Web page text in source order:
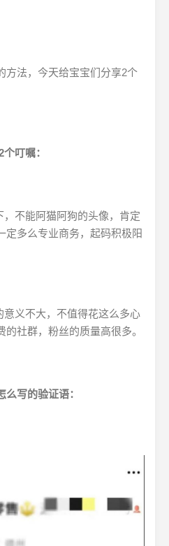
方法，今天给宝宝们分享2个
叮嘱：
不能阿猫阿狗的头像，肯定
定多么专业商务，起码积极阳
义不大，不值得花这么多心
社群，粉丝的质量高很多。
写的验证语：